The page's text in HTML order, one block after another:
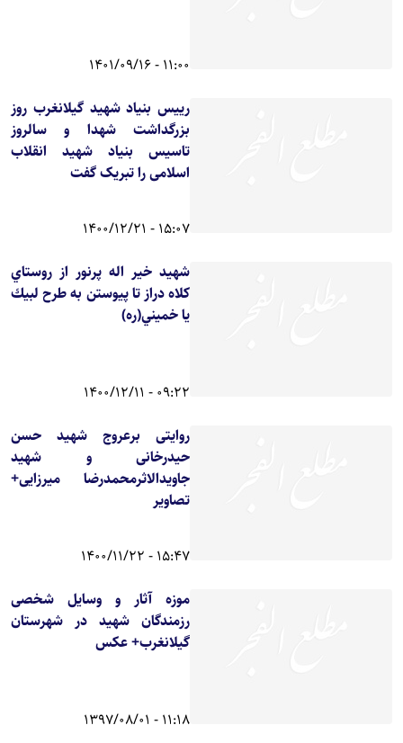
11:00 - 1401/09/16
رییس بنیاد شهید گیلانغرب روز
بزرگداشت شهدا و سالروز
تاسیس بنیاد شهید انقلاب
اسلامی را تبریک گفت
15:07 - 1400/12/21
شهيد خير اله پرنور از روستاي
كلاه دراز تا پيوستن به طرح لبيك
يا خميني(ره)
09:22 - 1400/12/11
روایتی برعروج شهید حسن
حیدرخانی و شهید
جاویدالاثرمحمدرضا میرزایی+
تصاویر
15:47 - 1400/11/22
موزه آثار و وسایل شخصی
رزمندگان شهید در شهرستان
گیلانغرب+ عکس
11:18 - 1397/08/01